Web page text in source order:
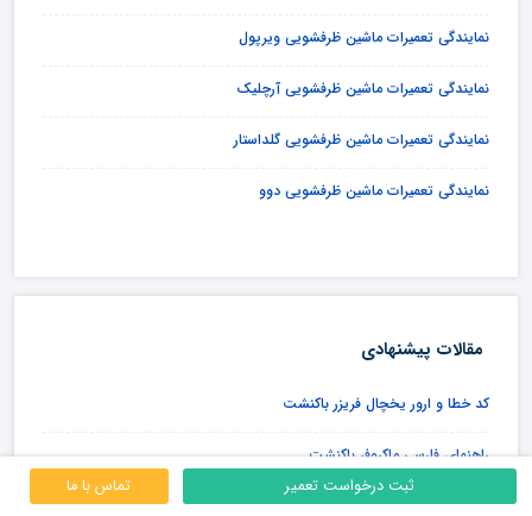
ثبت درخواست تعمیر تماس با ما
نمایندگی تعمیرات ماشین ظرفشویی ویرپول
نمایندگی تعمیرات ماشین ظرفشویی آرچلیک
نمایندگی تعمیرات ماشین ظرفشویی گلداستار
نمایندگی تعمیرات ماشین ظرفشویی دوو
مقالات پیشنهادی
کد خطا و ارور یخچال فریزر باکنشت
راهنمای فارسی ماکروفر باکنشت
نمایندگی تعمیرات ماشین لباسشویی باکنشت